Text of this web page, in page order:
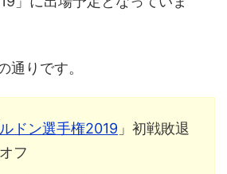
通りです。
ドン選手権2019 」初戦敗退
フ